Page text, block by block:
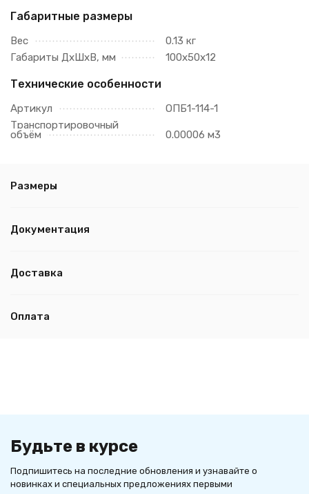
Габаритные размеры
Вес
0.13 кг
Габариты ДхШхВ, мм
100х50х12
Технические особенности
Артикул
ОПБ1-114-1
Транспортировочный
объём 0.00006 м3
Размеры
Документация
Доставка
Оплата
Будьте в курсе
Подпишитесь на последние обновления и узнавайте о
новинках и специальных предложениях первыми